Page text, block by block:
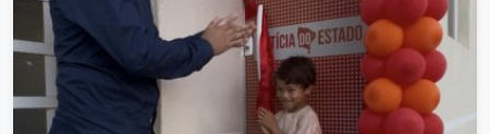
Portal Notícia do Estado inaugura
novo estúdio e redação e amplia